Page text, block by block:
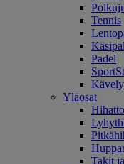
Tennis
Padel
Kävely
Yläosat
Takit